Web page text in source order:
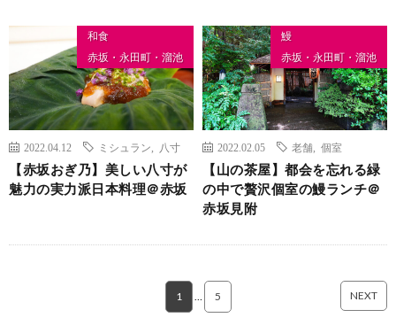
和食
赤坂・永田町・溜池
2022.04.12 ミシュラン 八寸
【赤坂おぎ乃】美しい八寸が
魅力の実力派日本料理＠赤坂
鰻
赤坂・永田町・溜池
2022.02.05 老舗 個室
【山の茶屋】都会を忘れる緑
の中で贅沢個室の鰻ランチ＠
赤坂見附
1 5 NEXT